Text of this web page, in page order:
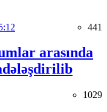
441
arasında
1029